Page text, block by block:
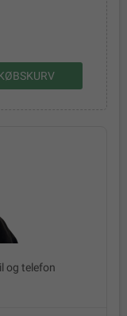
og telefon